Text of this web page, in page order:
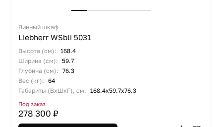
Винный шкаф
Liebherr WSbli 5031
Высота (см): 168.4
Ширина (см): 59.7
Глубина (см): 76.3
Вес (кг): 64
Габариты (ВхШхГ), см: 168.4х59.7х76.3
Под заказ
278 300 ₽